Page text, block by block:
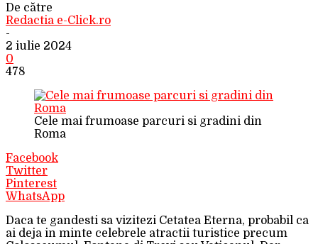
De către
Redactia e-Click.ro
-
2 iulie 2024
0
478
Cele mai frumoase parcuri si gradini din
Roma
Facebook
Twitter
Pinterest
WhatsApp
Daca te gandesti sa vizitezi Cetatea Eterna, probabil ca
ai deja in minte celebrele atractii turistice precum